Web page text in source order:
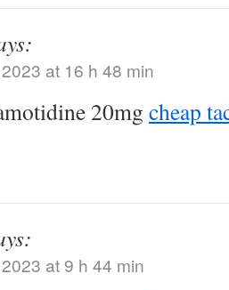
at 16 h 48 min
20mg cheap
at 9 h 44 min